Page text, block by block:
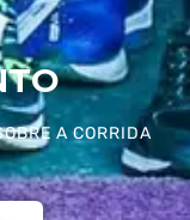
A CORRIDA